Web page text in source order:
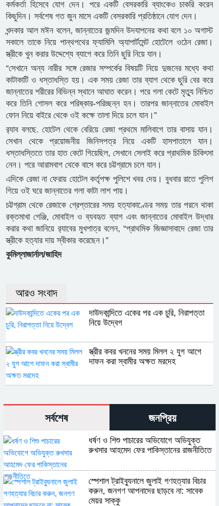
কর্মকর্তা হিসেবে যোগ দেন। পরে একটি বেসরকারি ব্যাংকেও চাকরি করেন
কিছুদিন। সর্বশেষ গত জুন মাসে একটি বেসরকারি প্রতিষ্ঠানে যোগ দেন।
খন্দকার আল মঈন বলেন, জান্নাতের জন্মদিন উদযাপনের কথা বলে ১০ অগাস্ট
সকালে তাকে নিয়ে পান্থপথের ফ্যামিলি অ্যাপার্টমেন্ট হোটেলে ওঠেন রেজা।
স্ত্রীকে খুন করার উদ্দেশ্যে ব্যাগে করে তিনি ছুরি নিয়ে যান।
“সেখানে অন্য নারীর সঙ্গে রেজার সম্পর্কের বিষয়টি নিয়ে দুজনের মধ্যে কথা
কাটাকাটি ও ধস্তাধস্তি হয়। এক সময় রেজা তার ব্যাগ থেকে ছুরি বের করে
জান্নাতের শরীরের বিভিন্ন স্থানে আঘাত করেন। পরে গলা কেটে মৃত্যু নিশ্চিত
করে তিনি গোসল করে পরিষ্কার-পরিচ্ছন্ন হন। তারপর জান্নাতের মোবাইল
ফোন নিয়ে বাইরে থেকে ওই কক্ষে তালা দিয়ে চলে যান।”
র‌্যাব বলছে. হোটেল থেকে বেরিয়ে রেজা প্রথমে মালিবাগে তার বাসায় যান।
সেখান থেকে প্রয়োজনীয় জিনিসপত্র নিয়ে একটি হাসপাতালে যান।
ধস্তাধস্তিতে তার হাত কেটে গিয়েছিল, সেখানে সেলাই করে প্রাথমিক চিকিৎসা
নেন। পরে আরামবাগ থেকে বাসে করে চট্টগ্রামে চলে যান।
এদিকে রেজা না ফেরায় হোটেল কর্তৃপক্ষ পুলিশে খবর দেয়। বুধবার রাতে পুলিশ
গিয়ে ওই ঘরে জান্নাতের গলা কাটা লাশ পায়।
চট্টগ্রাম থেকে রেজাকে গ্রেপ্তারের সময় হত্যাকাণ্ডের সময় তার পরনে থাকা
রক্তমাখা গেঞ্জি, মোবাইল ও ব্যবহৃত ব্যাগ এবং জান্নাতের মোবাইল উদ্ধার
করার কথা জানিয়ে র‌্যাবের মুখপাত্র বলেন, “প্রাথমিক জিজ্ঞাসাবাদে রেজা তার
স্ত্রীকে হত্যার দায় স্বীকার করেছেন।”
কুমিল্লাজার্নাল/জাহিদ
আরও সংবাদ
দাউদকান্দিতে একের পর এক চুরি, নিরাপত্তা
নিয়ে উদ্বেগ
স্ত্রীর কবর খননের সময় মিলল ২ যুগ আগে
দাফন করা স্বামীর অক্ষত মরদেহ
সর্বশেষ জনপ্রিয়
ধর্ষণ ও শিশু পাচারের অভিযোগে অভিযুক্ত
রুখসার আহমেদ ফের পাকিস্তানের রাজনীতিতে
স্পেশাল ট্রাইব্যুনালে জুলাই গণহত্যার বিচার
করুন, জনগণ আপনাদের ছাড়বে না: সাবেক
মেয়র সাক্কু